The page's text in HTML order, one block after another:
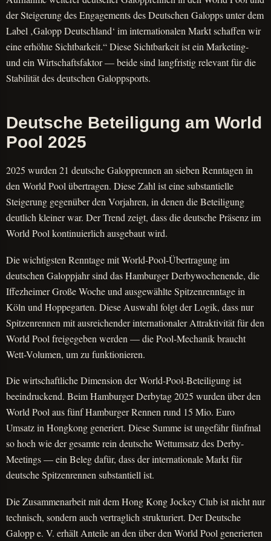
der Steigerung des Engagements des Deutschen Galopps unter dem
Label ‚Galopp Deutschland‘ im internationalen Markt schaffen wir
eine erhöhte Sichtbarkeit.“ Diese Sichtbarkeit ist ein Marketing-
und ein Wirtschaftsfaktor — beide sind langfristig relevant für die
Stabilität des deutschen Galoppsports.
Deutsche Beteiligung am World
Pool 2025
2025 wurden 21 deutsche Galopprennen an sieben Renntagen in
den World Pool übertragen. Diese Zahl ist eine substantielle
Steigerung gegenüber den Vorjahren, in denen die Beteiligung
deutlich kleiner war. Der Trend zeigt, dass die deutsche Präsenz im
World Pool kontinuierlich ausgebaut wird.
Die wichtigsten Renntage mit World-Pool-Übertragung im
deutschen Galoppjahr sind das Hamburger Derbywochenende, die
Iffezheimer Große Woche und ausgewählte Spitzenrenntage in
Köln und Hoppegarten. Diese Auswahl folgt der Logik, dass nur
Spitzenrennen mit ausreichender internationaler Attraktivität für den
World Pool freigegeben werden — die Pool-Mechanik braucht
Wett-Volumen, um zu funktionieren.
Die wirtschaftliche Dimension der World-Pool-Beteiligung ist
beeindruckend. Beim Hamburger Derbytag 2025 wurden über den
World Pool aus fünf Hamburger Rennen rund 15 Mio. Euro
Umsatz in Hongkong generiert. Diese Summe ist ungefähr fünfmal
so hoch wie der gesamte rein deutsche Wettumsatz des Derby-
Meetings — ein Beleg dafür, dass der internationale Markt für
deutsche Spitzenrennen substantiell ist.
Die Zusammenarbeit mit dem Hong Kong Jockey Club ist nicht nur
technisch, sondern auch vertraglich strukturiert. Der Deutsche
Galopp e. V. erhält Anteile an den über den World Pool generierten